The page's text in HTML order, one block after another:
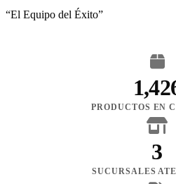
“El Equipo del Éxito”
PRODUCTOS EN
3
SUCURSALES